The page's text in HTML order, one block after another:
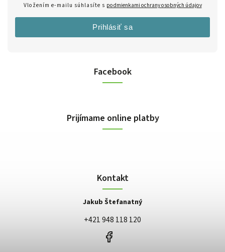
Facebook
Prijímame online platby
Kontakt
Jakub Štefanatný
+421 948 118 120
Vložením e-mailu súhlasíte s podmienkami ochrany osobných údajov
Prihlásiť sa